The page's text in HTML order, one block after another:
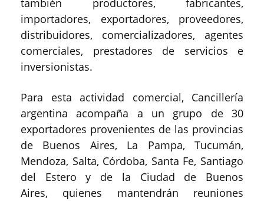
también productores, fabricantes,
importadores, exportadores, proveedores,
distribuidores, comercializadores, agentes
comerciales, prestadores de servicios e
inversionistas.
Para esta actividad comercial, Cancillería
argentina acompaña a un grupo de 30
exportadores provenientes de las provincias
de Buenos Aires, La Pampa, Tucumán,
Mendoza, Salta, Córdoba, Santa Fe, Santiago
del Estero y de la Ciudad de Buenos
Aires, quienes mantendrán reuniones